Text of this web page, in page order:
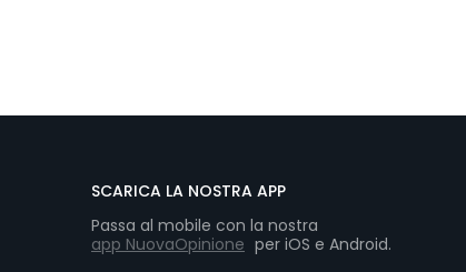
SCARICA LA NOSTRA APP
Passa al mobile con la nostra
app NuovaOpinione per iOS e Android.